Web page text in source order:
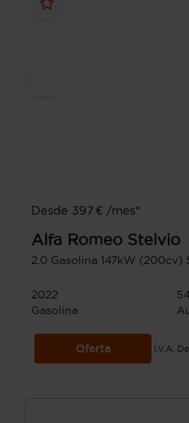
Desde 397 € /mes*
Alfa Romeo Stelvio
2.0 Gasolina 147kW (200cv)
2022
Gasolina
Oferta I.V.A.